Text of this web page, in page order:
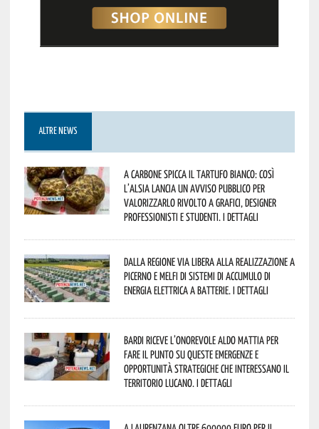
ALTRE NEWS
A Carbone spicca il tartufo bianco: così
l’Alsia lancia un avviso pubblico per
valorizzarlo rivolto a grafici, designer
professionisti e studenti. I dettagli
Dalla Regione via libera alla realizzazione a
Picerno e Melfi di sistemi di accumulo di
energia elettrica a batterie. I dettagli
Bardi riceve l’onorevole Aldo Mattia per
fare il punto su queste emergenze e
opportunità strategiche che interessano il
territorio lucano. I dettagli